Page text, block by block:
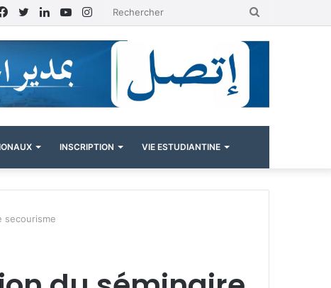
Instagram
YouTube
Linkedin
Twitter
Facebook
INSCRIPTION VIE ESTUDIANTINE
secourisme